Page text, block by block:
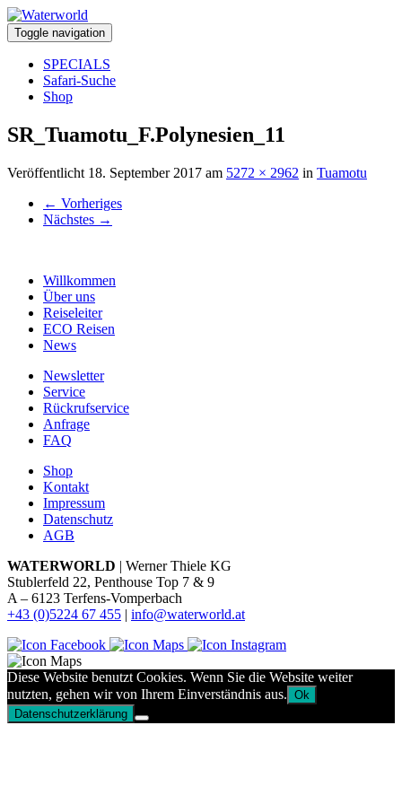
Toggle navigation
SPECIALS
Safari-Suche
Shop
SR_Tuamotu_F.Polynesien_11
Veröffentlicht 18. September 2017 am 5272 × 2962 in Tuamotu
← Vorheriges
Nächstes →
Willkommen
Über uns
Reiseleiter
ECO Reisen
News
Newsletter
Service
Rückrufservice
Anfrage
FAQ
Shop
Kontakt
Impressum
Datenschutz
AGB
WATERWORLD | Werner Thiele KG
Stublerfeld 22, Penthouse Top 7 & 9
A – 6123 Terfens-Vomperbach
+43 (0)5224 67 455 | info@waterworld.at
Diese Website benutzt Cookies. Wenn Sie die Website weiter
nutzten, gehen wir von Ihrem Einverständnis aus. Ok
Datenschutzerklärung